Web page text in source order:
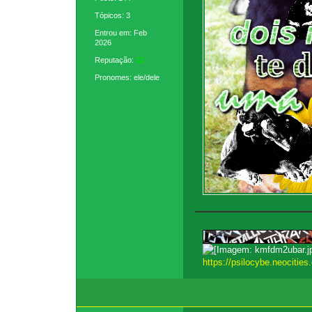
Tópicos: 3
Entrou em: Feb
2026
Reputação: 12
Pronomes: ele/dele
https://